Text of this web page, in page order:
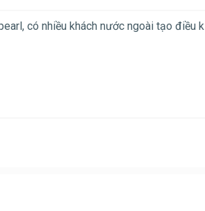
có nhiều khách nước ngoài tạo điều